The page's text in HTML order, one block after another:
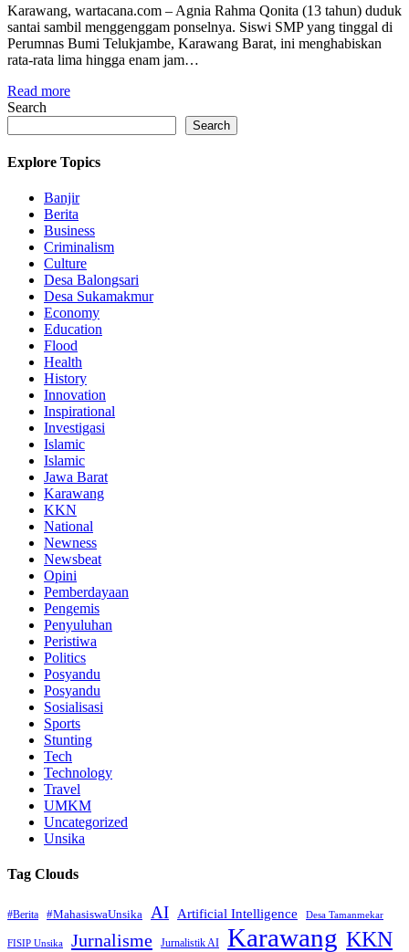
Karawang, wartacana.com – Agnia Rahma Qonita (13 tahun) duduk
santai sambil menggenggam ponselnya. Siswi SMP yang tinggal di
Perumnas Bumi Telukjambe, Karawang Barat, ini menghabiskan
rata-rata lima hingga enam jam…
Read more
Search
Search
Explore Topics
Banjir
Berita
Business
Criminalism
Culture
Desa Balongsari
Desa Sukamakmur
Economy
Education
Flood
Health
History
Innovation
Inspirational
Investigasi
Islamic
Islamic
Jawa Barat
Karawang
KKN
National
Newness
Newsbeat
Opini
Pemberdayaan
Pengemis
Penyuluhan
Peristiwa
Politics
Posyandu
Posyandu
Sosialisasi
Sports
Stunting
Tech
Technology
Travel
UMKM
Uncategorized
Unsika
Tag Clouds
#Berita #MahasiswaUnsika AI Artificial Intelligence Desa Tamanmekar
FISIP Unsika Jurnalisme Jurnalistik AI Karawang KKN